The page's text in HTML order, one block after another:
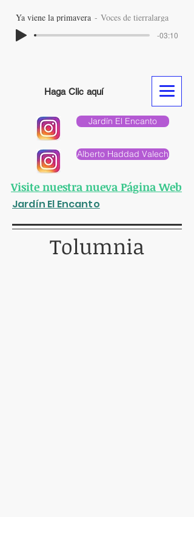
Ya viene la primavera Voces de tierralarga
-03:10
Haga Clic aquí
Jardín El Encanto
Jardín El Encanto
Alberto Haddad Valech
Visite nuestra nueva Página Web
Tolumnia